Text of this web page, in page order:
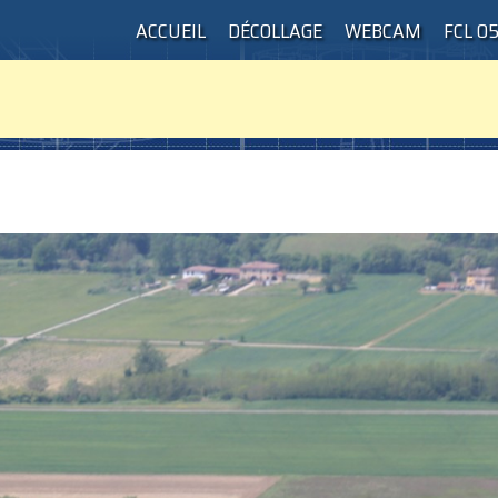
ACCUEIL DÉCOLLAGE WEBCAM FCL